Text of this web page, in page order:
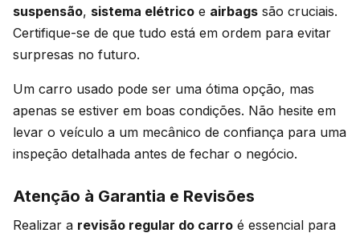
suspensão, sistema elétrico e airbags são cruciais.
Certifique-se de que tudo está em ordem para evitar
surpresas no futuro.
Um carro usado pode ser uma ótima opção, mas
apenas se estiver em boas condições. Não hesite em
levar o veículo a um mecânico de confiança para uma
inspeção detalhada antes de fechar o negócio.
Atenção à Garantia e Revisões
Realizar a revisão regular do carro é essencial para